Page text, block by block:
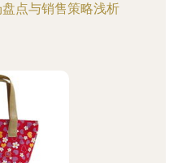
点与销售策略浅析